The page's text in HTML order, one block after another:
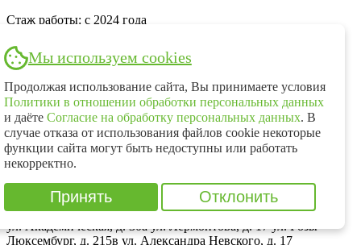
Стаж работы: с 2024 года
Ортодонтия
ул. Лермонтова, д. 17
Конурин Александр Юрьевич
Врач анестезиолог-реаниматолог
Стаж работы: с 2019 года
Анестезиолог-реаниматолог
ул. Академическая, д. 30а ул. Лермонтова, д. 17 ул. Розы
Люксембург, д. 215в ул. Александра Невского, д. 17
Мы используем cookies
Продолжая использование сайта, Вы принимаете условия
Политики в отношении обработки персональных данных
и даёте Согласие на обработку персональных данных. В
случае отказа от использования файлов cookie некоторые
функции сайта могут быть недоступны или работать
некорректно.
Принять Отклонить